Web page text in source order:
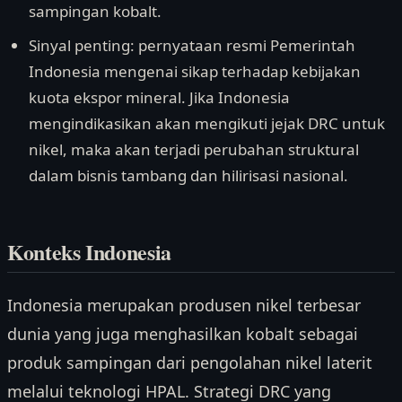
sampingan kobalt.
Sinyal penting: pernyataan resmi Pemerintah
Indonesia mengenai sikap terhadap kebijakan
kuota ekspor mineral. Jika Indonesia
mengindikasikan akan mengikuti jejak DRC untuk
nikel, maka akan terjadi perubahan struktural
dalam bisnis tambang dan hilirisasi nasional.
Konteks Indonesia
Indonesia merupakan produsen nikel terbesar
dunia yang juga menghasilkan kobalt sebagai
produk sampingan dari pengolahan nikel laterit
melalui teknologi HPAL. Strategi DRC yang